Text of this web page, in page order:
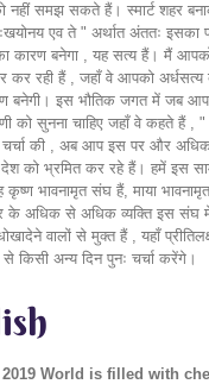
नहीं समझ सकते हैं। स्मार्ट शहर
एव ते " अर्थात अंततः इसका
बनेगा , यह सत्य हैं। मैं आपको
कर रही हैं , जहाँ वे आपको
बनेगी। इस भौतिक जगत में जब
को सुनना चाहिए जहाँ वे कहते हैं
की , अब आप इस पर और
को भ्रमित कर रहे हैं। हमें इस
भावनामृत संघ हैं, माया
अधिक से अधिक व्यक्ति इस संघ में
वालों से मुक्त हैं , यहाँ
किसी अन्य दिन पुनः चर्चा करेंगे।
World is filled with